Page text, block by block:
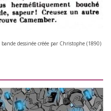
bande des­si­née créée par Christophe (1890)